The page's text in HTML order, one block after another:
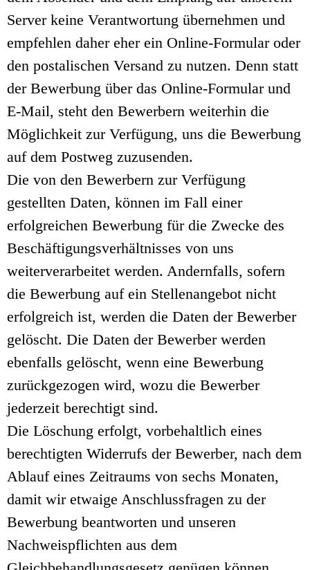
Server keine Verantwortung übernehmen und
empfehlen daher eher ein Online-Formular oder
den postalischen Versand zu nutzen. Denn statt
der Bewerbung über das Online-Formular und
E-Mail, steht den Bewerbern weiterhin die
Möglichkeit zur Verfügung, uns die Bewerbung
auf dem Postweg zuzusenden.
Die von den Bewerbern zur Verfügung
gestellten Daten, können im Fall einer
erfolgreichen Bewerbung für die Zwecke des
Beschäftigungsverhältnisses von uns
weiterverarbeitet werden. Andernfalls, sofern
die Bewerbung auf ein Stellenangebot nicht
erfolgreich ist, werden die Daten der Bewerber
gelöscht. Die Daten der Bewerber werden
ebenfalls gelöscht, wenn eine Bewerbung
zurückgezogen wird, wozu die Bewerber
jederzeit berechtigt sind.
Die Löschung erfolgt, vorbehaltlich eines
berechtigten Widerrufs der Bewerber, nach dem
Ablauf eines Zeitraums von sechs Monaten,
damit wir etwaige Anschlussfragen zu der
Bewerbung beantworten und unseren
Nachweispflichten aus dem